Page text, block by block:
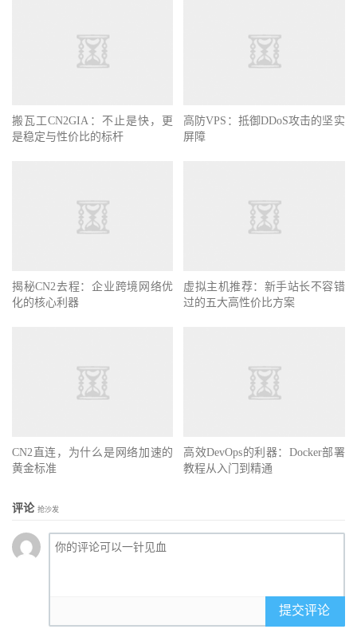
搬瓦工CN2GIA：不止是快，更
是稳定与性价比的标杆
高防VPS：抵御DDoS攻击的坚实
屏障
揭秘CN2去程：企业跨境网络优
化的核心利器
虚拟主机推荐：新手站长不容错
过的五大高性价比方案
CN2直连，为什么是网络加速的
黄金标准
高效DevOps的利器：Docker部署
教程从入门到精通
评论 抢沙发
提交评论